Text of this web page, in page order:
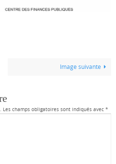
Image suivante
Les champs obligatoires sont indiqués avec *